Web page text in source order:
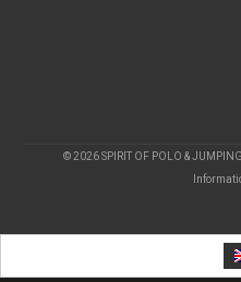
© 2026 SPIRIT OF POLO &